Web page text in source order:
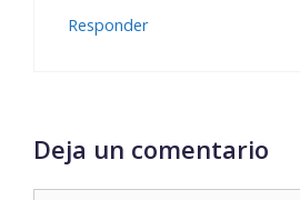
Responder
Deja un comentario